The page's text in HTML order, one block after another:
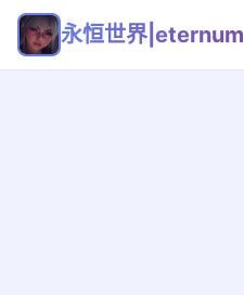
永恒世界|eternum